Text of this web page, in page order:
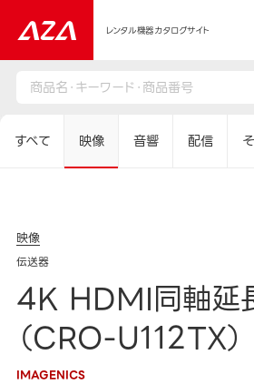
レンタル機器カタログサイト
すべて 映像 音響 配信
映像
伝送器
4K HDMI同軸延
（CRO-U112TX）
IMAGENICS